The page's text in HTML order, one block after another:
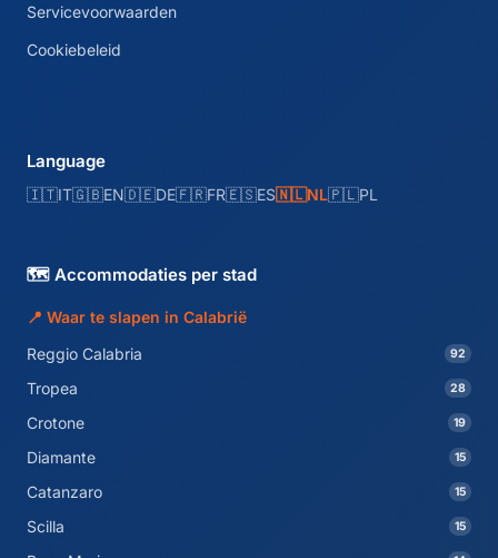
Servicevoorwaarden
Cookiebeleid
Language
🇮🇹IT🇬🇧EN🇩🇪DE🇫🇷FR🇪🇸ES🇳🇱NL🇵🇱PL
🗺️ Accommodaties per stad
📍 Waar te slapen in Calabrië
Reggio Calabria
92
Tropea 28
Crotone 19
Diamante 15
Catanzaro 15
Scilla 15